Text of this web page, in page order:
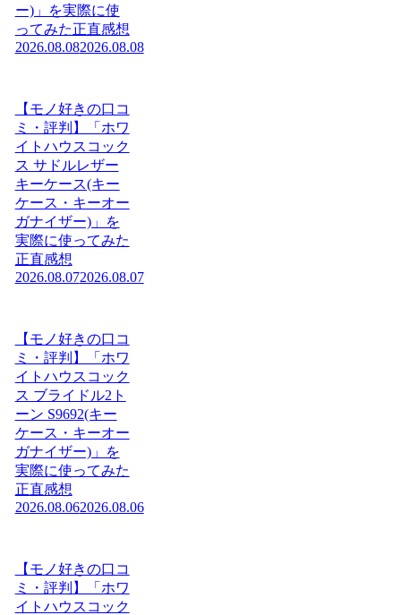
ー)」を実際に使
ってみた正直感想
2026.08.082026.08.08
【モノ好きの口コ
ミ・評判】「ホワ
イトハウスコック
ス サドルレザー
キーケース(キー
ケース・キーオー
ガナイザー)」を
実際に使ってみた
正直感想
2026.08.072026.08.07
【モノ好きの口コ
ミ・評判】「ホワ
イトハウスコック
ス ブライドル2ト
ーン S9692(キー
ケース・キーオー
ガナイザー)」を
実際に使ってみた
正直感想
2026.08.062026.08.06
【モノ好きの口コ
ミ・評判】「ホワ
イトハウスコック